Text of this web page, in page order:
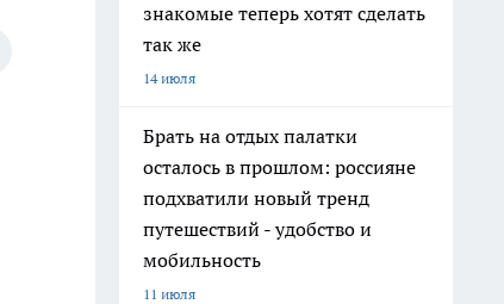
знакомые теперь хотят сделать
так же
14 июля
Брать на отдых палатки
осталось в прошлом: россияне
подхватили новый тренд
путешествий - удобство и
мобильность
11 июля